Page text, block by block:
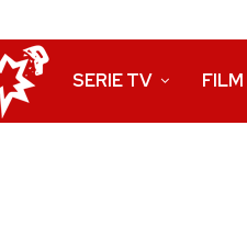
SERIE TV FILM